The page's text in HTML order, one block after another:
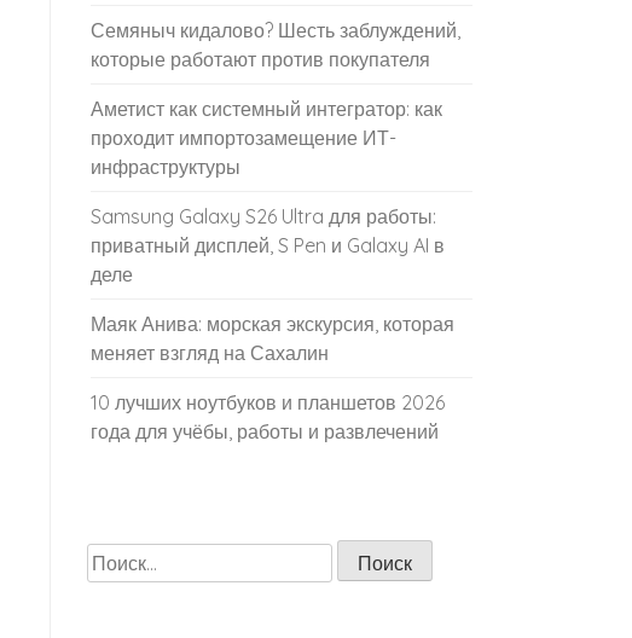
Семяныч кидалово? Шесть заблуждений,
которые работают против покупателя
Аметист как системный интегратор: как
проходит импортозамещение ИТ-
инфраструктуры
Samsung Galaxy S26 Ultra для работы:
приватный дисплей, S Pen и Galaxy AI в
деле
Маяк Анива: морская экскурсия, которая
меняет взгляд на Сахалин
10 лучших ноутбуков и планшетов 2026
года для учёбы, работы и развлечений
Найти: